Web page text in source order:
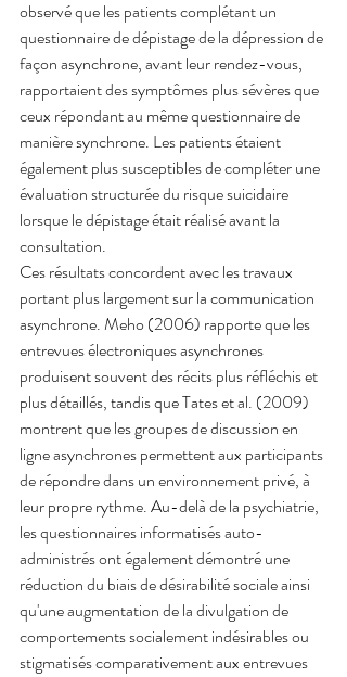
observé que les patients complétant un
questionnaire de dépistage de la dépression de
façon asynchrone, avant leur rendez-vous,
rapportaient des symptômes plus sévères que
ceux répondant au même questionnaire de
manière synchrone. Les patients étaient
également plus susceptibles de compléter une
évaluation structurée du risque suicidaire
lorsque le dépistage était réalisé avant la
consultation.
Ces résultats concordent avec les travaux
portant plus largement sur la communication
asynchrone. Meho (2006) rapporte que les
entrevues électroniques asynchrones
produisent souvent des récits plus réfléchis et
plus détaillés, tandis que Tates et al. (2009)
montrent que les groupes de discussion en
ligne asynchrones permettent aux participants
de répondre dans un environnement privé, à
leur propre rythme. Au-delà de la psychiatrie,
les questionnaires informatisés auto-
administrés ont également démontré une
réduction du biais de désirabilité sociale ainsi
qu'une augmentation de la divulgation de
comportements socialement indésirables ou
stigmatisés comparativement aux entrevues